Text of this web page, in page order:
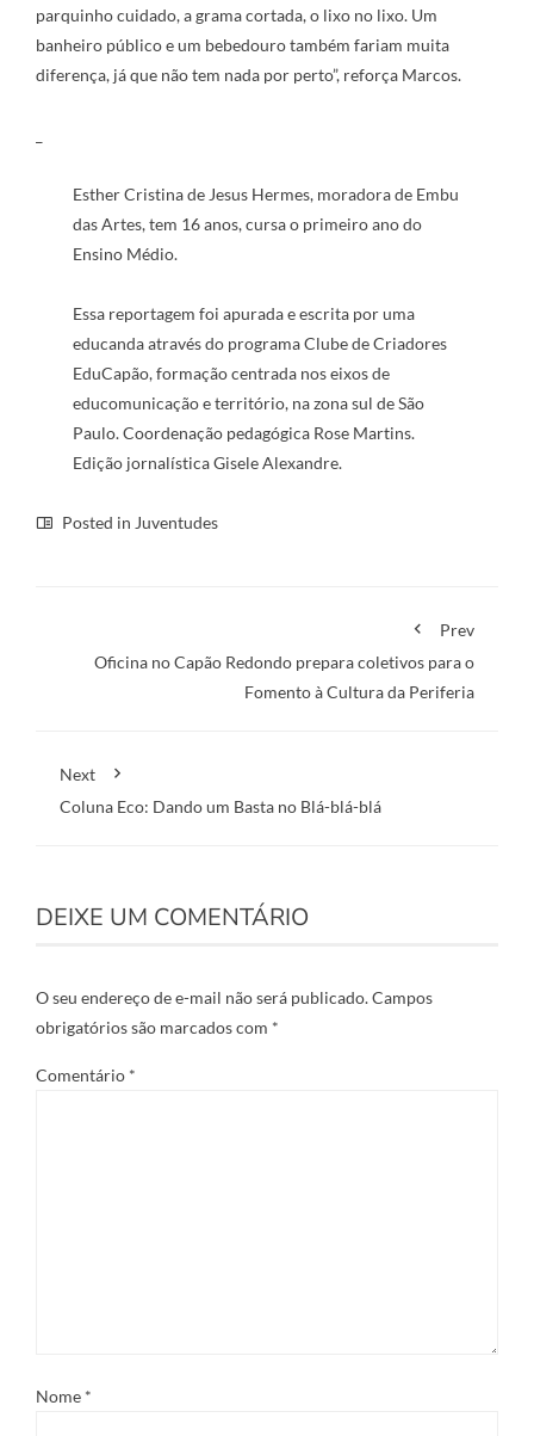
parquinho cuidado, a grama cortada, o lixo no lixo. Um
banheiro público e um bebedouro também fariam muita
diferença, já que não tem nada por perto”, reforça Marcos.
Esther Cristina de Jesus Hermes, moradora de Embu
das Artes, tem 16 anos, cursa o primeiro ano do
Ensino Médio.
Essa reportagem foi apurada e escrita por uma
educanda através do programa Clube de Criadores
EduCapão, formação centrada nos eixos de
educomunicação e território, na zona sul de São
Paulo. Coordenação pedagógica Rose Martins.
Edição jornalística Gisele Alexandre.
Posted in Juventudes
Prev
Oficina no Capão Redondo prepara coletivos para o
Fomento à Cultura da Periferia
Next
Coluna Eco: Dando um Basta no Blá-blá-blá
DEIXE UM COMENTÁRIO
O seu endereço de e-mail não será publicado.Campos
obrigatórios são marcados com *
Comentário *
Nome *